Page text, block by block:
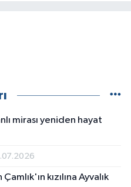
mirası yeniden hayat
kızılına Ayvalık